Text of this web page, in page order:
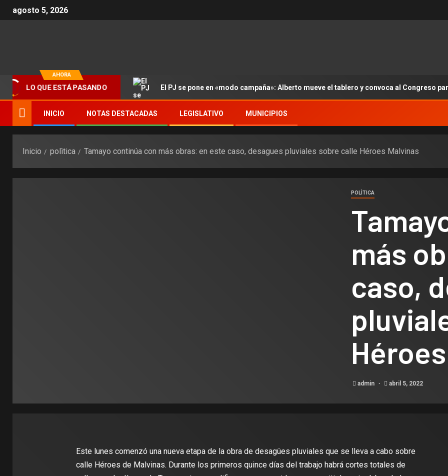
agosto 5, 2026
AHORA
LO QUE ESTÁ PASANDO El PJ se pone en «modo campaña»: Alberto mueve el tablero y convoca al Congreso
INICIO NOTAS DESTACADAS LEGISLATIVO MUNICIPIOS
Inicio polìtica Tamayo continúa con más obras: en este caso, desagues pluviales sobre calle Héroes Malvinas
POLÌTICA
más
caso,
admin abril 5, 2022
Este lunes comenzó una nueva etapa de la obra de desagües pluviales que se lleva a cabo sobre
calle Héroes de Malvinas. Durante los primeros quince días del trabajo habrá cortes totales de